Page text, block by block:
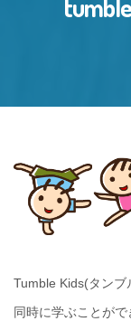
Tumble Kids(タンブ
同時に学ぶことが